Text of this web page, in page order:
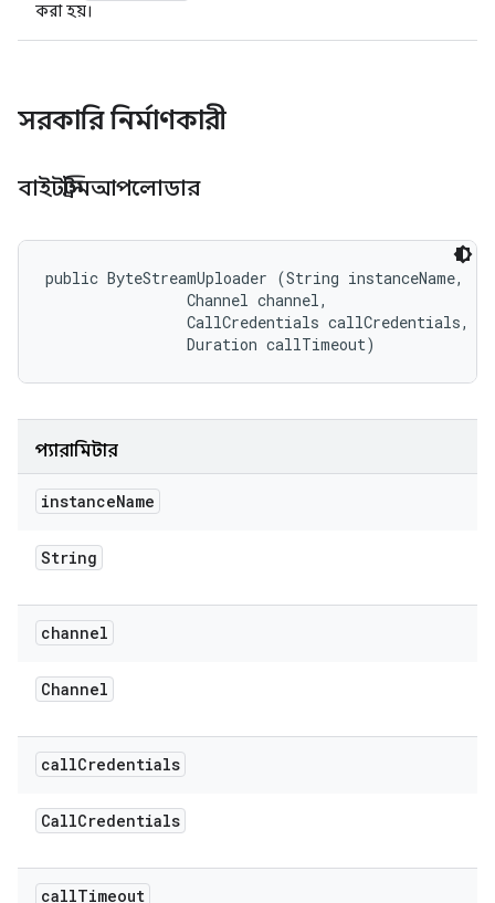
করা হয়।
সরকারি নির্মাণকারী
বাইটস্ট্রিমআপলোডার
public ByteStreamUploader (String instanceName,
                Channel channel,
                CallCredentials callCredentials,
                Duration callTimeout)
প্যারামিটার
instanceName
String
channel
Channel
callCredentials
CallCredentials
callTimeout